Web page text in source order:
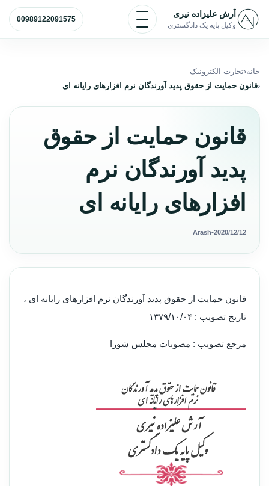
پرش به محتوا
آرش علیزاده نیری
وکیل پایه یک دادگستری
باز و بسته کردن منو
00989122091575
خانه تجارت الکترونیک
قانون حمایت از حقوق پدید آورندگان نرم افزارهای رایانه ای
قانون حمایت از حقوق
پدید آورندگان نرم
افزارهای رایانه ای
2020/12/12
•
Arash
قانون حمایت از حقوق پدید آورندگان نرم افزارهای رایانه ای ،
تاریخ تصویب : ۱۳۷۹/۱۰/۰۴
مرجع تصویب : مصوبات مجلس شورا